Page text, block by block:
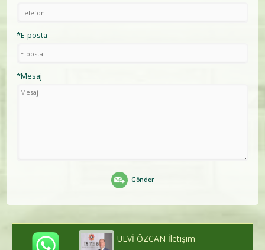
*E-posta
*Mesaj
Gönder
ULVİ ÖZCAN İletişim